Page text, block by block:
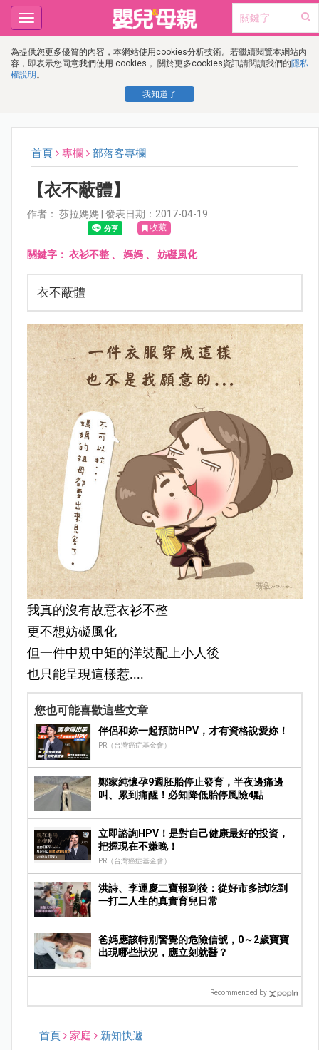
為提供您更多優質的內容，本網站使用cookies分析技術。若繼續閱覽本網站內
容，即表示您同意我們使用 cookies， 關於更多cookies資訊請閱讀我們的隱私
權說明 。
我知道了
Toggle
navigation
首頁 專欄 部落客專欄
【衣不蔽體】
作者： 莎拉媽媽 | 發表日期：2017-04-19
收藏
關鍵字： 衣衫不整、 媽媽、 妨礙風化
衣不蔽體
我真的沒有故意衣衫不整
更不想妨礙風化
但一件中規中矩的洋裝配上小人後
也只能呈現這樣惹....
您也可能喜歡這些文章
伴侶和妳一起預防HPV，才有資格說愛妳！
PR（台灣癌症基金會）
鄭家純懷孕9週胚胎停止發育，半夜邊痛邊
叫、累到痛醒！必知降低胎停風險4點
立即諮詢HPV！是對自己健康最好的投資，
把握現在不嫌晚！
PR（台灣癌症基金會）
洪詩、李運慶二寶報到後：從好市多試吃到
一打二人生的真實育兒日常
爸媽應該特別警覺的危險信號，0～2歲寶寶
出現哪些狀況，應立刻就醫？
Recommended by
首頁 家庭 新知快遞